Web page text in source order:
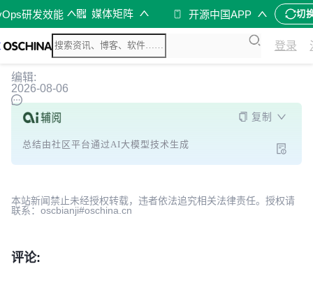
研发效能 媒体矩阵 开源中国APP 切
登录
编辑:
2026-08-06
复制
总结由社区平台通过AI大模型技术生成
本站新闻禁止未经授权转载，违者依法追究相关法律责任。授权请
联系：oscbianji#oschina.cn
评论: